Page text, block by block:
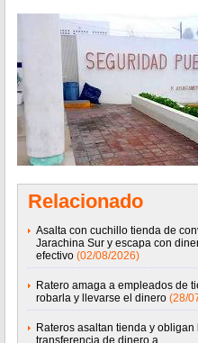
Relacionado
Asalta con cuchillo tienda de
Jarachina Sur y escapa con
efectivo (02/08/2026)
Ratero amaga a empleados de
robarla y llevarse el dinero (28/
Rateros asaltan tienda y obligan
transferencia de dinero a